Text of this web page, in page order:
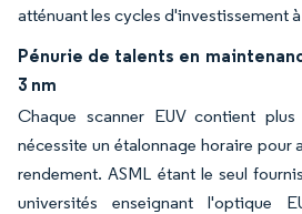
atténuant les cycles d'investissement
Pénurie de talents en
3 nm
Chaque scanner EUV contient
nécessite un étalonnage horaire pour
rendement. ASML étant le seul
universités enseignant l'optique